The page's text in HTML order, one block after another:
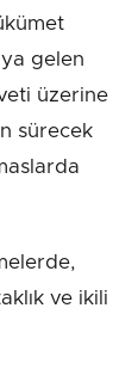
gelen
üzerine
sürecek
ve ikili